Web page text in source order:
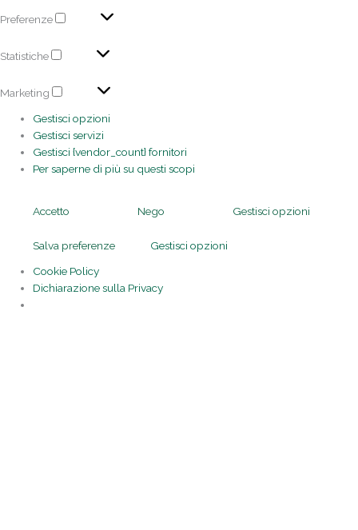
Preferenze
Statistiche
Marketing
Gestisci opzioni
Gestisci servizi
Gestisci {vendor_count} fornitori
Per saperne di più su questi scopi
Accetto Nego Gestisci opzioni
Salva preferenze
Gestisci opzioni
Cookie Policy
Dichiarazione sulla Privacy